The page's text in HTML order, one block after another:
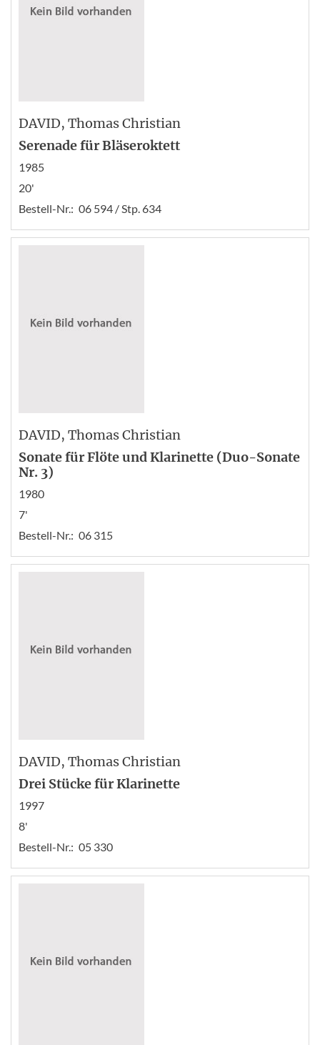
DAVID, Thomas Christian
Serenade für Bläseroktett
1985
20'
Bestell-Nr.: 06 594 / Stp. 634
DAVID, Thomas Christian
Sonate für Flöte und Klarinette (Duo-Sonate
Nr. 3)
1980
7'
Bestell-Nr.: 06 315
DAVID, Thomas Christian
Drei Stücke für Klarinette
1997
8'
Bestell-Nr.: 05 330